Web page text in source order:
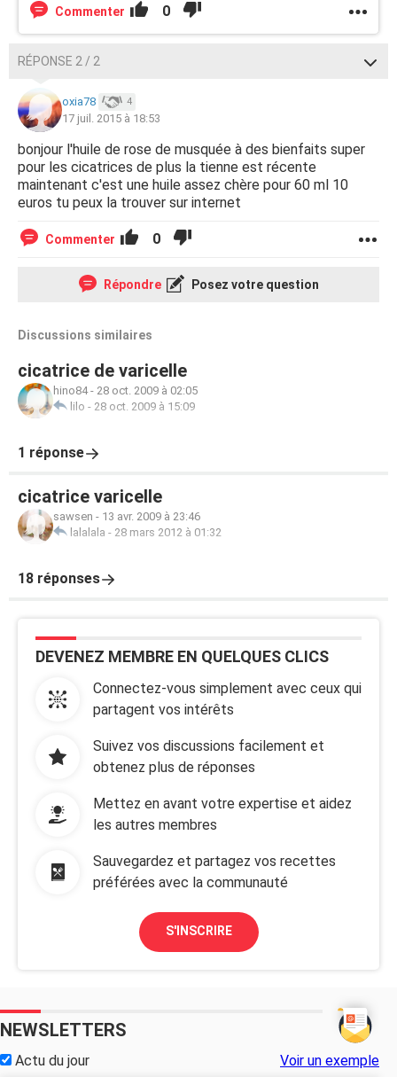
Commenter 0
RÉPONSE 2 / 2
oxia78 4
17 juil. 2015 à 18:53
bonjour l'huile de rose de musquée à des bienfaits super
pour les cicatrices de plus la tienne est récente
maintenant c'est une huile assez chère pour 60 ml 10
euros tu peux la trouver sur internet
Commenter 0
Répondre Posez votre question
Discussions similaires
cicatrice de varicelle
hino84- 28 oct. 2009 à 02:05
lilo - 28 oct. 2009 à 15:09
1 réponse
cicatrice varicelle
sawsen - 13 avr. 2009 à 23:46
lalalala - 28 mars 2012 à 01:32
18 réponses
DEVENEZ MEMBRE EN QUELQUES CLICS
Connectez-vous simplement avec ceux qui
partagent vos intérêts
Suivez vos discussions facilement et
obtenez plus de réponses
Mettez en avant votre expertise et aidez
les autres membres
Sauvegardez et partagez vos recettes
préférées avec la communauté
S'INSCRIRE
NEWSLETTERS
Actu du jour Voir un exemple